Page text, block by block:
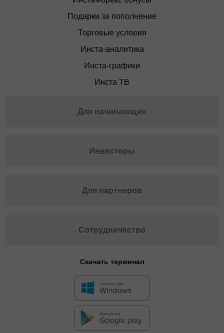
Подарки за пополнение
Торговые условия
Инста-аналитика
Инста-графики
Инста ТВ
Для начинающих
Инвесторы
Для партнеров
Сотрудничество
Скачать терминал